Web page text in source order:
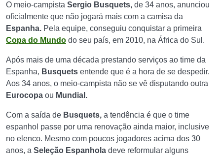
O meio-campista Sergio Busquets, de 34 anos, anunciou
oficialmente que não jogará mais com a camisa da
Espanha. Pela equipe, conseguiu conquistar a primeira
Copa do Mundo do seu país, em 2010, na África do Sul.
Após mais de uma década prestando serviços ao time da
Espanha, Busquets entende que é a hora de se despedir.
Aos 34 anos, o meio-campista não se vê disputando outra
Eurocopa ou Mundial.
Com a saída de Busquets, a tendência é que o time
espanhol passe por uma renovação ainda maior, inclusive
no elenco. Mesmo com poucos jogadores acima dos 30
anos, a Seleção Espanhola deve reformular alguns